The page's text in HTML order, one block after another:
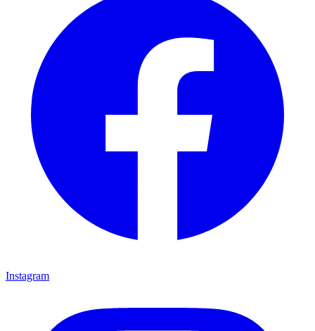
Instagram